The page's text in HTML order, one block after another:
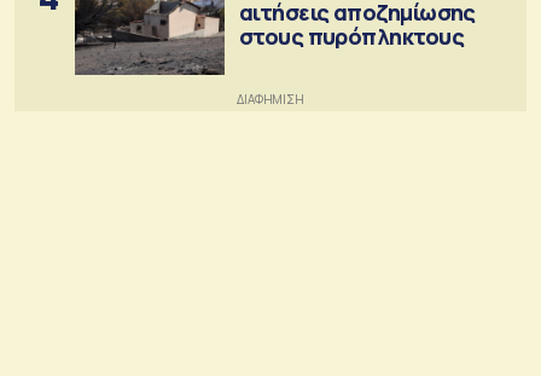
αιτήσεις αποζημίωσης
στους πυρόπληκτους